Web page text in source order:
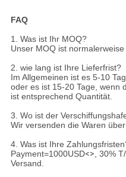
FAQ
1. Was ist Ihr MOQ?
Unser MOQ ist normalerweise
2. wie lang ist Ihre Lieferfrist?
Im Allgemeinen ist es 5-10
oder es ist 15-20 Tage, wenn
ist entsprechend Quantität.
3. Wo ist der
Wir versenden die Waren
4. Was ist Ihre
Payment=1000USD<> , 30%
Versand.